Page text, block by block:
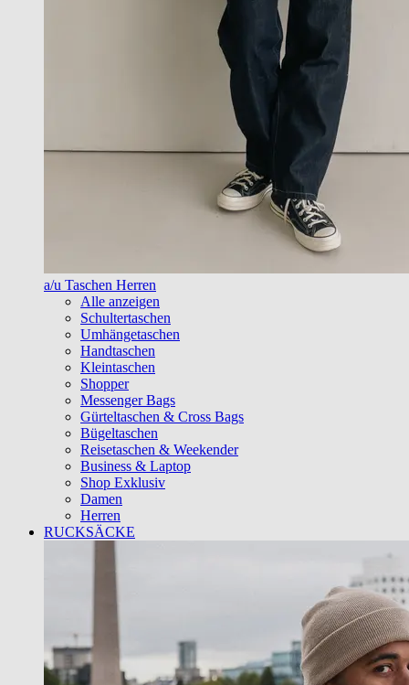
a/u Taschen Herren
Alle anzeigen
Schultertaschen
Umhängetaschen
Handtaschen
Kleintaschen
Shopper
Messenger Bags
Gürteltaschen & Cross Bags
Bügeltaschen
Reisetaschen & Weekender
Business & Laptop
Shop Exklusiv
Damen
Herren
RUCKSÄCKE